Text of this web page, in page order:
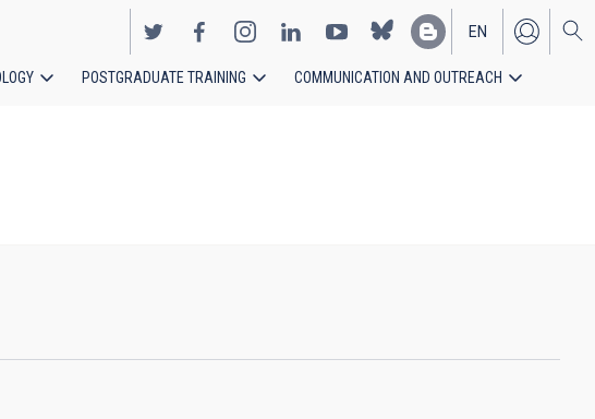
EN
ES
POSTGRADUATE TRAINING COMMUNICATION AND OUTREACH